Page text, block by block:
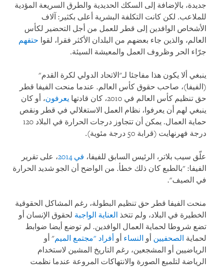
جديدة، بالإضافة إلى السكك الحديدية والطرق السريعة المؤدية
للملاعب. لكن كانت التكلفة البشرية أعلى بكثير: آلاف
الأشخاص الوافدين إلى قطر للعمل من أجل التحضير لكأس
العالم، والذين جاء بعضهم من البلدان الأكثر فقرا، لقوا حتفهم
جرّاء الحر وظروف العمل والمعيشة السيئة.
ينبغي ألا يكون هذا مفاجئا لـ"الاتحاد الدولي لكرة القدم"
(الفيفا)، صاحب حقوق كأس العالم. عندما منحت الفيفا قطر
حق تنظيم كأس العالم في 2010، كان قادتها
يعرفون، أو كان
ينبغي لهم أن يعرفوا، نظام العمل الاستغلالي في قطر ونقص
حماية العمال. يمكن أن تتجاوز درجات الحرارة في البلاد 120
درجة فهرنهايت (قرابة 50 درجة مئوية).
علّق سيب بلاتر، الرئيس السابق للفيفا، في 2014
، على تقرير
الفيفا: "بالطبع كان ذلك خطأ. من الواضح أن الجو شديد الحرارة
في الصيف".
منحت الفيفا قطر حق تنظيم البطولة، رغم المشاكل الحقوقية
الخطيرة في البلاد، ولم تتخذ العناية الواجبة لحقوق الإنسان أو
تضع شروطا لحماية العمال الوافدين. لم توضع أيضا ضوابط
لحماية الصحفيين أو النساء أو أفراد "مجتمع الميم" أو
الرياضيين أو المشجعين، رغم التاريخ المشين لاستخدام
الرياضة لتلميع الصورة والانتهاكات المروعة عندما نظمت